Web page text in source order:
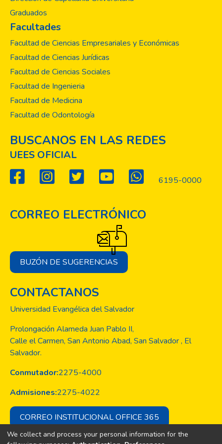
trabajo arduo, la pasión y la curiosidad
este Anuario sea una fuente de inspiración y
conocimiento para todos los miembros de
aquellos interesados en la investigación
científica. Cada investigación presentada
representa un paso hacia la mejora de la
salud y el bienestar de la sociedad.
su dedicación, a nuestros profesores por su
orientación y apoyo, y a todos los
involucrados en el fomento de la
investigación en nuestra Facultad. Juntos,
estamos construyendo un futuro más
Graduados
Facultades
Facultad de Ciencias Empresariales y Económicas
Facultad de Ciencias Jurídicas
Facultad de Ciencias Sociales
Facultad de Ingenieria
Facultad de Medicina
Facultad de Odontología
BUSCANOS EN LAS REDES
UEES OFICIAL
6195-0000
CORREO ELECTRÓNICO
BUZÓN DE SUGERENCIAS
CONTACTANOS
Universidad Evangélica del Salvador
Prolongación Alameda Juan Pablo II,
Calle el Carmen, San Antonio Abad, San Salvador , El
Salvador.
Conmutador:2275-4000
Admisiones:2275-4022
CORREO INSTITUCIONAL OFFICE 365
We collect and process your personal information for the